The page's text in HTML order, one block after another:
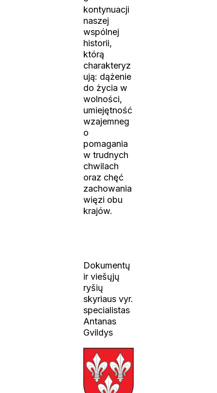
kontynuacji
naszej
wspólnej
historii,
którą
charakteryz
ują: dążenie
do życia w
wolności,
umiejętność
wzajemneg
o
pomagania
w trudnych
chwilach
oraz chęć
zachowania
więzi obu
krajów.
Dokumentų
ir viešųjų
ryšių
skyriaus vyr.
specialistas
Antanas
Gvildys